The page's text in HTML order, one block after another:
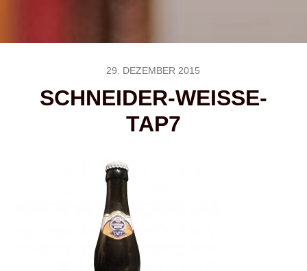
29. DEZEMBER 2015
SCHNEIDER-WEISSE-
TAP7